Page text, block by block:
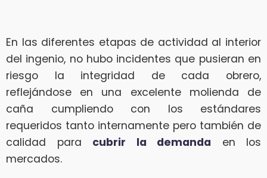
En las diferentes etapas de actividad al interior
del ingenio, no hubo incidentes que pusieran en
riesgo la integridad de cada obrero,
reflejándose en una excelente molienda de
caña cumpliendo con los estándares
requeridos tanto internamente pero también de
calidad para cubrir la demanda en los
mercados.